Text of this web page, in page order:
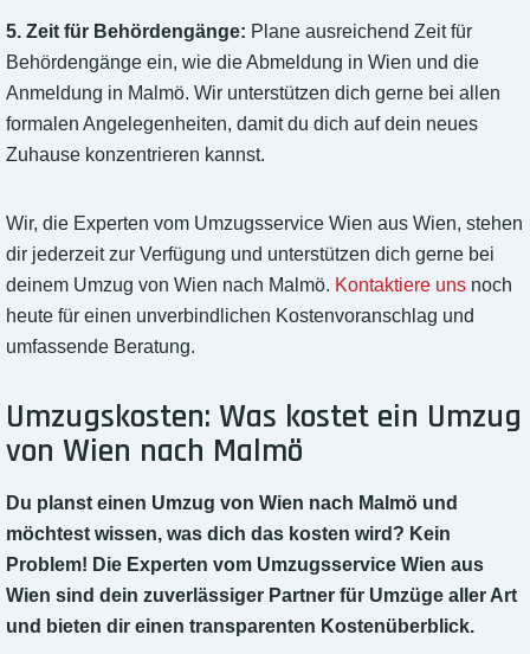
5. Zeit für Behördengänge: Plane ausreichend Zeit für
Behördengänge ein, wie die Abmeldung in Wien und die
Anmeldung in Malmö. Wir unterstützen dich gerne bei allen
formalen Angelegenheiten, damit du dich auf dein neues
Zuhause konzentrieren kannst.
Wir, die Experten vom Umzugsservice Wien aus Wien, stehen
dir jederzeit zur Verfügung und unterstützen dich gerne bei
deinem Umzug von Wien nach Malmö. Kontaktiere uns noch
heute für einen unverbindlichen Kostenvoranschlag und
umfassende Beratung.
Umzugskosten: Was kostet ein Umzug
von Wien nach Malmö
Du planst einen Umzug von Wien nach Malmö und
möchtest wissen, was dich das kosten wird? Kein
Problem! Die Experten vom Umzugsservice Wien aus
Wien sind dein zuverlässiger Partner für Umzüge aller Art
und bieten dir einen transparenten Kostenüberblick.